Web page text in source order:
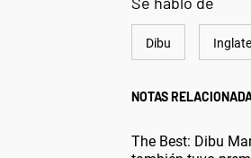
Dibu
NOTAS
The Best: Dibu